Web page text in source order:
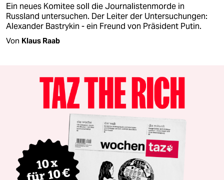
Ein neues Komitee soll die Journalistenmorde in
Russland untersuchen. Der Leiter der Untersuchungen:
Alexander Bastrykin - ein Freund von Präsident Putin.
Von Klaus Raab